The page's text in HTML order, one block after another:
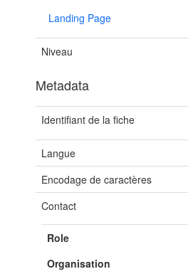
Landing Page
Niveau
Metadata
Identifiant de la fiche
Langue
Encodage de caractères
Contact
Role
Organisation